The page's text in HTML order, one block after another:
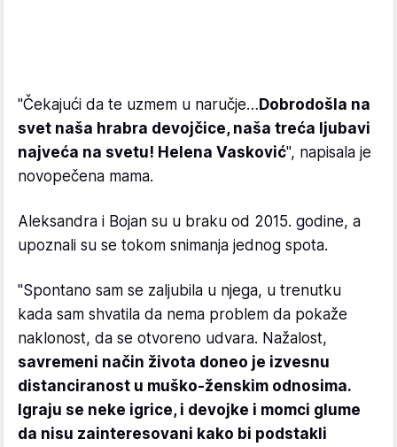
"Čekajući da te uzmem u naručje…Dobrodošla na
svet naša hrabra devojčice, naša treća ljubavi
najveća na svetu! Helena Vasković", napisala je
novopečena mama.
Aleksandra i Bojan su u braku od 2015. godine, a
upoznali su se tokom snimanja jednog spota.
"Spontano sam se zaljubila u njega, u trenutku
kada sam shvatila da nema problem da pokaže
naklonost, da se otvoreno udvara. Nažalost,
savremeni način života doneo je izvesnu
distanciranost u muško-ženskim odnosima.
Igraju se neke igrice, i devojke i momci glume
da nisu zainteresovani kako bi podstakli